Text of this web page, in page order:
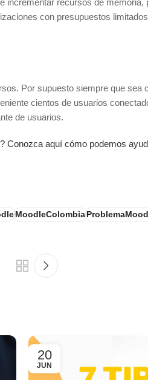
recursos de
con presupuestos
Por supuesto siempre que sea
cientos de usuarios
de usuarios.
Conozca aquí cómo podemos
MoodleColombia
20
JUN